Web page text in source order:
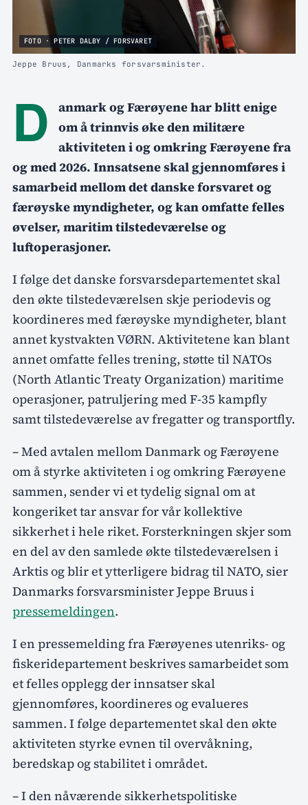
FOTO · PETER DALBY / FORSVARET
Jeppe Bruus, Danmarks forsvarsminister.
D
anmark og Færøyene har blitt enige
om å trinnvis øke den militære
aktiviteten i og omkring Færøyene fra
og med 2026. Innsatsene skal gjennomføres i
samarbeid mellom det danske forsvaret og
færøyske myndigheter, og kan omfatte felles
øvelser, maritim tilstedeværelse og
luftoperasjoner.
I følge det danske forsvarsdepartementet skal
den økte tilstedeværelsen skje periodevis og
koordineres med færøyske myndigheter, blant
annet kystvakten VØRN. Aktivitetene kan blant
annet omfatte felles trening, støtte til NATOs
(North Atlantic Treaty Organization) maritime
operasjoner, patruljering med F-35 kampfly
samt tilstedeværelse av fregatter og transportfly.
– Med avtalen mellom Danmark og Færøyene
om å styrke aktiviteten i og omkring Færøyene
sammen, sender vi et tydelig signal om at
kongeriket tar ansvar for vår kollektive
sikkerhet i hele riket. Forsterkningen skjer som
en del av den samlede økte tilstedeværelsen i
Arktis og blir et ytterligere bidrag til NATO, sier
Danmarks forsvarsminister Jeppe Bruus i
pressemeldingen.
I en pressemelding fra Færøyenes utenriks- og
fiskeridepartement beskrives samarbeidet som
et felles opplegg der innsatser skal
gjennomføres, koordineres og evalueres
sammen. I følge departementet skal den økte
aktiviteten styrke evnen til overvåkning,
beredskap og stabilitet i området.
– I den nåværende sikkerhetspolitiske